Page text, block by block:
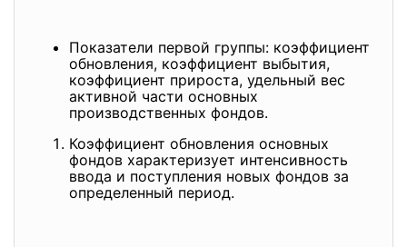
Показатели первой группы: коэффициент
обновления, коэффициент выбытия,
коэффициент прироста, удельный вес
активной части основных
производственных фондов.
Коэффициент обновления основных
фондов характеризует интенсивность
ввода и поступления новых фондов за
определенный период.